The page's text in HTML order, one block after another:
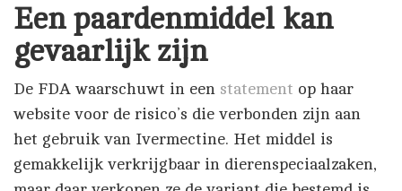
Een paardenmiddel kan
gevaarlijk zijn
De FDA waarschuwt in een statement op haar
website voor de risico’s die verbonden zijn aan
het gebruik van Ivermectine. Het middel is
gemakkelijk verkrijgbaar in dierenspeciaalzaken,